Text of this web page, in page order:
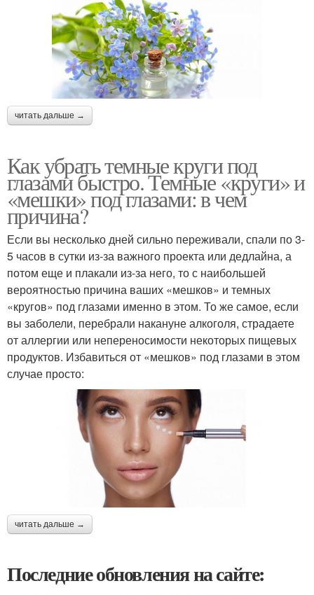
читать дальше →
Как убрать темные круги под
глазами быстро. Темные «круги» и
«мешки» под глазами: в чем
причина?
Если вы несколько дней сильно переживали, спали по 3-
5 часов в сутки из-за важного проекта или дедлайна, а
потом еще и плакали из-за него, то с наибольшей
вероятностью причина ваших «мешков» и темных
«кругов» под глазами именно в этом. То же самое, если
вы заболели, перебрали накануне алкоголя, страдаете
от аллергии или непереносимости некоторых пищевых
продуктов. Избавиться от «мешков» под глазами в этом
случае просто:
читать дальше →
Последние обновления на сайте: